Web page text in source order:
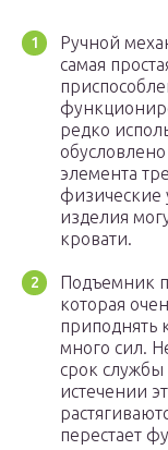
Ручной
самая
редко
элемента
физические
изделия
кровати.
Подъемник
которая
приподнять
много сил.
срок службы
истечении
перестает